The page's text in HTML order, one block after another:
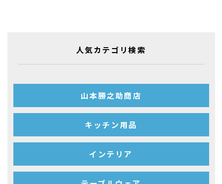
人気カテゴリ検索
山本勝之助商店
キッチン用品
インテリア